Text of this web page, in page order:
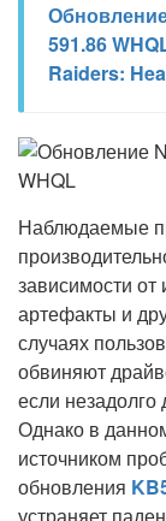
591.86
Raiders:
Наблюдаемые
зависимости
артефакты и
случаях
обвиняют
если
Однако в
источником
обновления